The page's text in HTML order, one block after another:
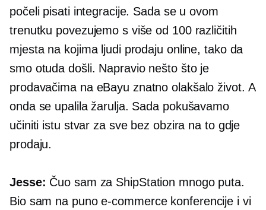
počeli pisati integracije. Sada se u ovom
trenutku povezujemo s više od 100 različitih
mjesta na kojima ljudi prodaju online, tako da
smo otuda došli. Napravio nešto što je
prodavačima na eBayu znatno olakšalo život. A
onda se upalila žarulja. Sada pokušavamo
učiniti istu stvar za sve bez obzira na to gdje
prodaju.
Jesse: Čuo sam za ShipStation mnogo puta.
Bio sam na punoe-commercekonferencije i vi